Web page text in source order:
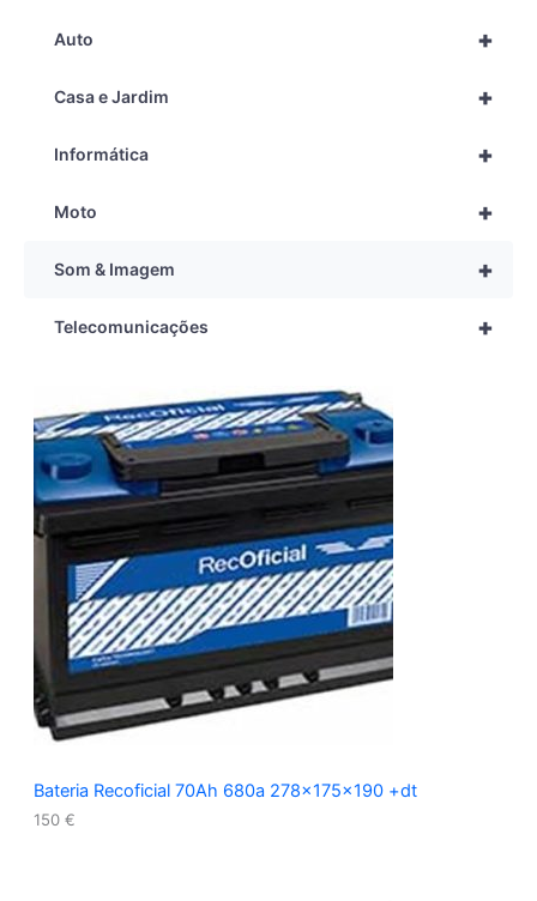
+
Auto
+
Casa e Jardim
+
Informática
+
Moto
+
Som & Imagem
+
Telecomunicações
Bateria Recoficial 70Ah 680a 278x175x190 +dt
150 €